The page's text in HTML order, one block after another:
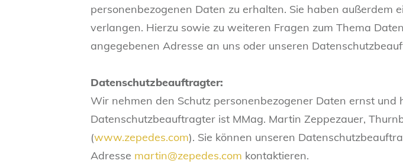
personenbezogenen Daten zu erhalten. Sie haben außerdem
verlangen. Hierzu sowie zu weiteren Fragen zum Thema
angegebenen Adresse an uns oder unseren
Datenschutzbeauftragter:
Wir nehmen den Schutz personenbezogener Daten ernst
Datenschutzbeauftragter ist MMag. Martin Zeppezauer,
(www.zepedes.com). Sie können unseren
Adresse martin@zepedes.com kontaktieren.